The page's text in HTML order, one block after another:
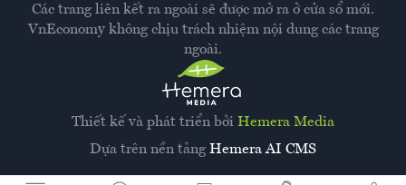
Thiết kế và phát triển bởi Hemera Media
Dựa trên nền tảng Hemera AI CMS
Các trang liên kết ra ngoài sẽ được mở ra ở cửa sổ mới.
VnEconomy không chịu trách nhiệm nội dung các trang
ngoài.